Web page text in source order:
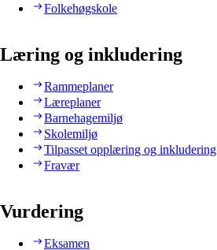
Folkehøgskole
Læring og inkludering
Rammeplaner
Læreplaner
Barnehagemiljø
Skolemiljø
Tilpasset opplæring og inkludering
Fravær
Vurdering
Eksamen